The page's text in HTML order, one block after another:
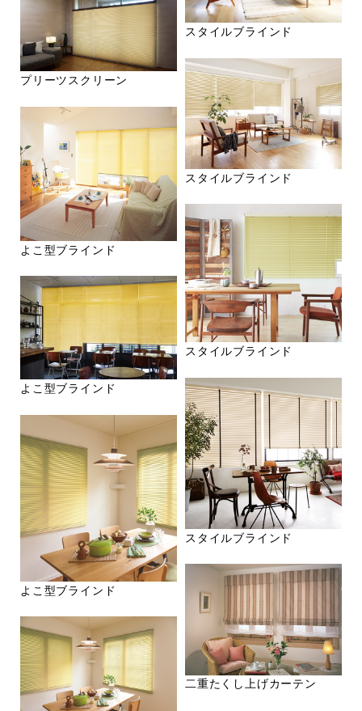
プリーツスクリーン
よこ型ブラインド
よこ型ブラインド
よこ型ブラインド
スタイルブラインド
スタイルブラインド
スタイルブラインド
スタイルブラインド
二重たくし上げカーテン